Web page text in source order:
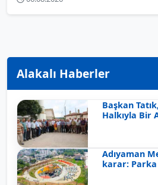
Alakalı Haberler
Başkan
Halkıyla Bir
Adıyaman
karar: Parka